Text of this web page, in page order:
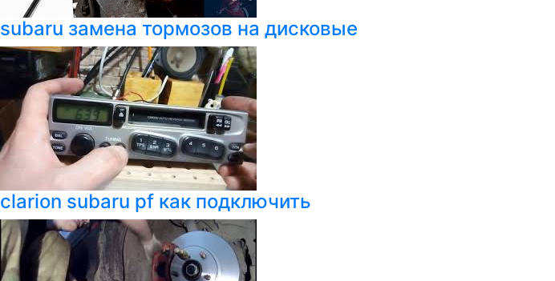
subaru замена тормозов на дисковые
clarion subaru pf как подключить